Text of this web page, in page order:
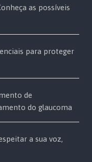
as possíveis
para proteger
de
do glaucoma
a sua voz,